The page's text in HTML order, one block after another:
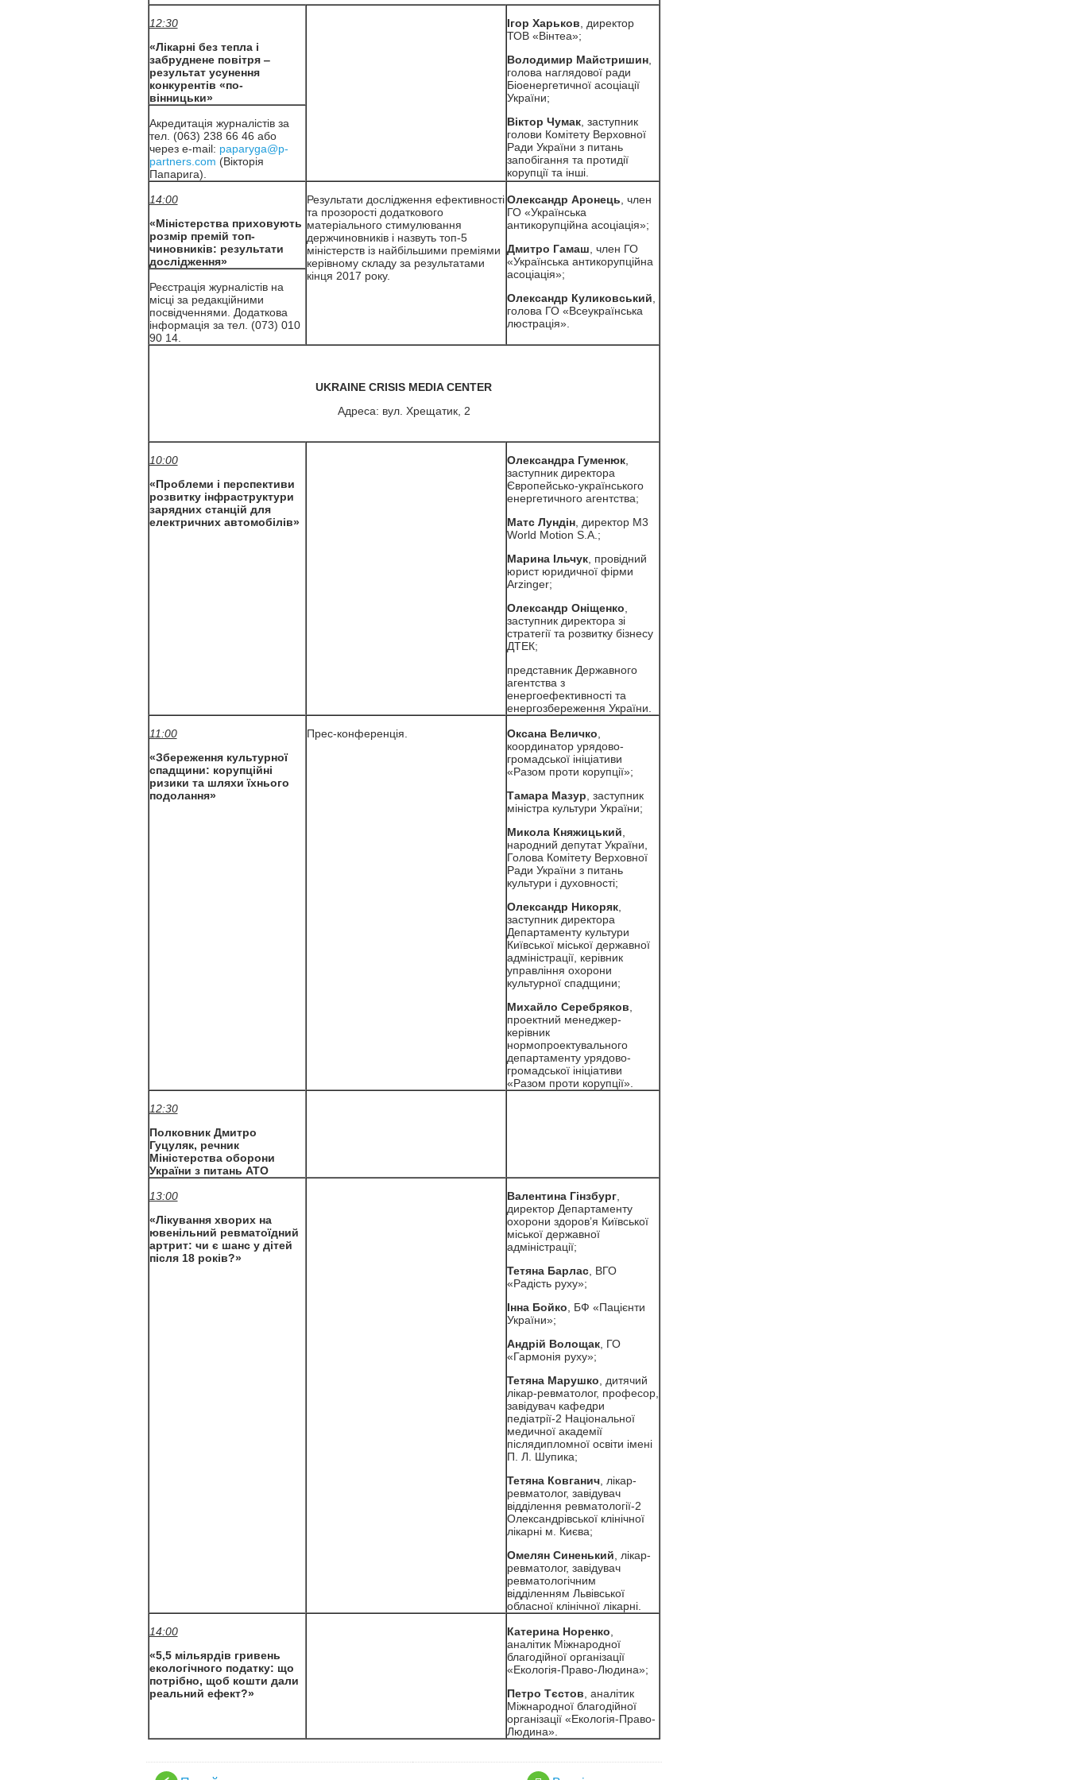
12:30
«Лікарні без тепла і
забруднене повітря ‒
результат усунення
конкурентів «по-
вінницьки»
Ігор Харьков , директор
ТОВ «Вінтеа»;
Володимир Майстришин,
голова наглядової ради
Біоенергетичної асоціації
України;
Віктор Чумак, заступник
голови Комітету Верховної
Ради України з питань
запобігання та протидії
корупції та інші.
Акредитація журналістів за
тел. (063) 238 66 46 або
через e-mail: paparyga@p-
partners.com (Вікторія
Папарига).
14:00
«Міністерства приховують
розмір премій топ-
чиновників: результати
дослідження»
Результати дослідження ефективності
та прозорості додаткового
матеріального стимулювання
держчиновників і назвуть топ-5
міністерств із найбільшими преміями
керівному складу за результатами
кінця 2017 року.
Олександр Аронець , член
ГО «Українська
антикорупційна асоціація»;
Дмитро Гамаш , член ГО
«Українська антикорупційна
асоціація»;
Олександр Куликовський
голова ГО «Всеукраїнська
люстрація».
Реєстрація журналістів на
місці за редакційними
посвідченнями. Додаткова
інформація за тел. (073) 010
90 14.
UKRAINE CRISIS MEDIA CENTER
Адреса: вул. Хрещатик, 2
10:00
«Проблеми і перспективи
розвитку інфраструктури
зарядних станцій для
електричних автомобілів»
Олександра Гуменюк,
заступник директора
Європейсько-українського
енергетичного агентства;
Матс Лундін, директор M3
World Motion S.A.;
Марина Ільчук, провідний
юрист юридичної фірми
Arzinger;
Олександр Оніщенко
заступник директора зі
стратегії та розвитку бізнесу
ДТЕК;
представник Державного
агентства з
енергоефективності та
енергозбереження України.
11:00
«Збереження культурної
спадщини: корупційні
ризики та шляхи їхнього
подолання»
Прес-конференція. Оксана Величко
координатор урядово-
громадської ініціативи
«Разом проти корупції»;
Тамара Мазур , заступник
міністра культури України;
Микола Княжицький
народний депутат України,
Голова Комітету Верховної
Ради України з питань
культури і духовності;
Олександр Никоряк,
заступник директора
Департаменту культури
Київської міської державної
адміністрації, керівник
управління охорони
культурної спадщини;
Михайло Серебряков
проектний менеджер-
керівник
нормопроектувального
департаменту урядово-
громадської ініціативи
«Разом проти корупції».
12:30
Полковник Дмитро
Гуцуляк, речник
Міністерства оборони
України з питань АТО
13:00
«Лікування хворих на
ювенільний ревматоїдний
артрит: чи є шанс у дітей
після 18 років?»
Валентина Гінзбург,
директор Департаменту
охорони здоров’я Київської
міської державної
адміністрації;
Тетяна Барлас, ВГО
«Радість руху»;
Інна Бойко , БФ «Пацієнти
України»;
Андрій Волощак, ГО
«Гармонія руху»;
Тетяна Марушко , дитячий
лікар-ревматолог, професор,
завідувач кафедри
педіатрії-2 Національної
медичної академії
післядипломної освіти імені
П. Л. Шупика;
Тетяна Ковганич, лікар-
ревматолог, завідувач
відділення ревматології-2
Олександрівської клінічної
лікарні м. Києва;
Омелян Синенький , лікар-
ревматолог, завідувач
ревматологічним
відділенням Львівської
обласної клінічної лікарні.
14:00
«5,5 мільярдів гривень
екологічного податку: що
потрібно, щоб кошти дали
реальний ефект?»
Катерина Норенко
аналітик Міжнародної
благодійної організації
«Екологія-Право-Людина»;
Петро Тєстов , аналітик
Міжнародної благодійної
організації «Екологія-Право-
Людина».